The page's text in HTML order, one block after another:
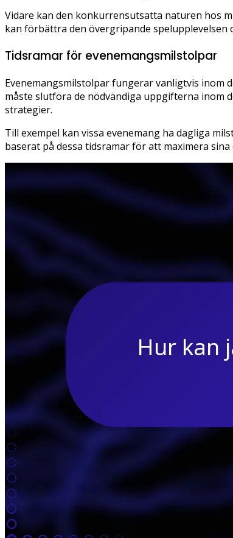
Vidare kan den konkurrensutsatta naturen hos
kan förbättra den övergripande
Tidsramar för evenemangsmilstolpar
Evenemangsmilstolpar fungerar vanligtvis inom
måste slutföra de nödvändiga uppgifterna inom
strategier.
Till exempel kan vissa evenemang ha dagliga
baserat på dessa tidsramar för att maximera